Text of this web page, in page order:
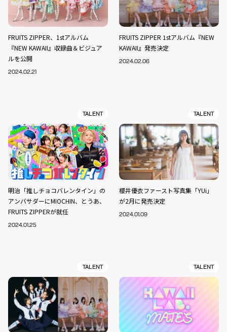
FRUITS ZIPPER、1stアルバム
『NEW KAWAII』収録曲＆ビジュア
ルを公開
2024.02.21
FRUITS ZIPPER 1stアルバム『NEW
KAWAII』発売決定
2024.02.06
TALENT
明治「推しチョコバレンタイン」の
アンバサダーにMIOCHIN、とうあ、
FRUITS ZIPPERが就任
2024.01.25
TALENT
櫻井優衣ファースト写真集「YUi」
が2月に発売決定
2024.01.09
TALENT TALENT